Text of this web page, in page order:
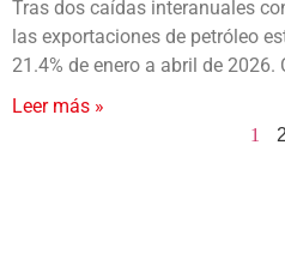
Tras dos caídas interanuales
las exportaciones de petróleo
21.4% de enero a abril de 2026.
Leer más »
1 2